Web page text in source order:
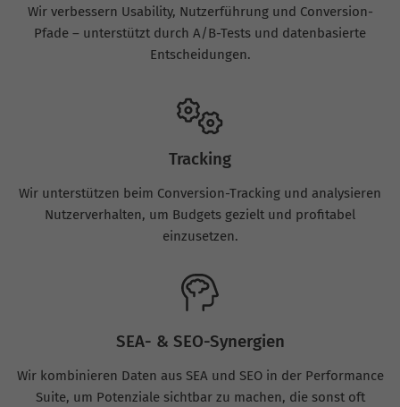
Wir verbessern Usability, Nutzerführung und Conversion-
Pfade – unterstützt durch A/B-Tests und datenbasierte
Entscheidungen.
Tracking
Wir unterstützen beim Conversion-Tracking und analysieren
Nutzerverhalten, um Budgets gezielt und profitabel
einzusetzen.
SEA- & SEO-Synergien
Wir kombinieren Daten aus SEA und SEO in der Performance
Suite, um Potenziale sichtbar zu machen, die sonst oft